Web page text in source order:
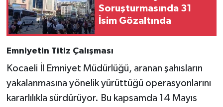
Soruşturmasında 31
İsim Gözaltında
Emniyetin Titiz Çalışması
Kocaeli İl Emniyet Müdürlüğü, aranan şahısların
yakalanmasına yönelik yürüttüğü operasyonlarını
kararlılıkla sürdürüyor. Bu kapsamda 14 Mayıs